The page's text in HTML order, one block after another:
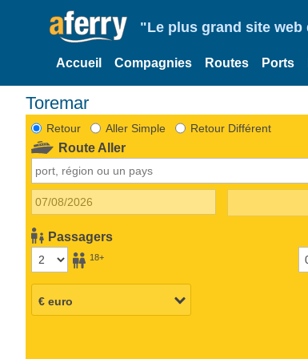
"Le plus grand site web
Accueil Compagnies Routes Ports
Toremar
Retour Aller Simple Retour Différent
Route Aller
Passagers
18+